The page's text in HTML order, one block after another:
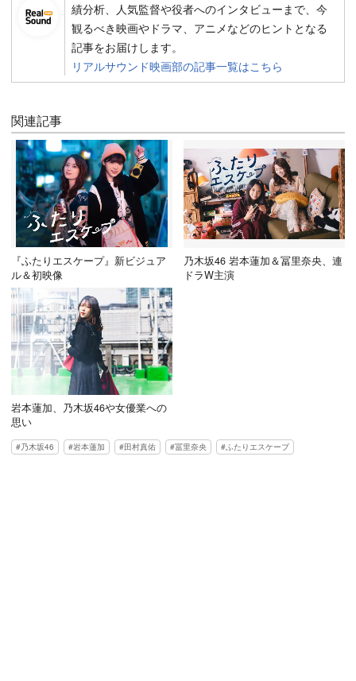
績分析、人気監督や役者へのインタビューまで、今
観るべき映画やドラマ、アニメなどのヒントとなる
記事をお届けします。
リアルサウンド映画部の記事一覧はこちら
関連記事
『ふたりエスケープ』新ビジュア
ル＆初映像
乃木坂46 岩本蓮加＆冨里奈央、連
ドラW主演
岩本蓮加、乃木坂46や女優業への
思い
乃木坂46 岩本蓮加 田村真佑 冨里奈央 ふたりエスケープ